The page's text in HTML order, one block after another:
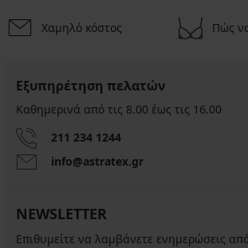
Χαμηλό κόστος Πώς
Εξυπηρέτηση πελατών
Καθημερινά από τις 8.00 έως τις 16.00
211 234 1244
info@astratex.gr
NEWSLETTER
Επιθυμείτε να λαμβάνετε ενημερώσεις